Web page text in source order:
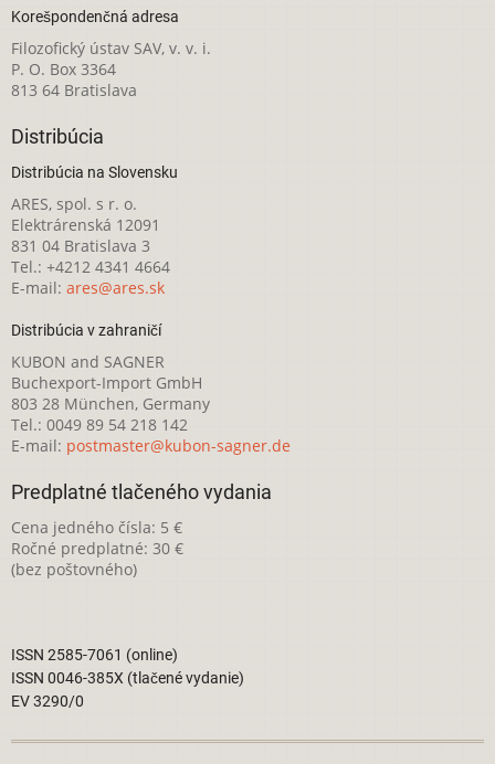
Korešpondenčná adresa
Filozofický ústav SAV, v. v. i.
P. O. Box 3364
813 64 Bratislava
Distribúcia
Distribúcia na Slovensku
ARES, spol. s r. o.
Elektrárenská 12091
831 04 Bratislava 3
Tel.: +4212 4341 4664
E-mail: ares@ares.sk
Distribúcia v zahraničí
KUBON and SAGNER
Buchexport-Import GmbH
803 28 München, Germany
Tel.: 0049 89 54 218 142
E-mail: postmaster@kubon-sagner.de
Predplatné tlačeného vydania
Cena jedného čísla: 5 €
Ročné predplatné: 30 €
(bez poštovného)
ISSN 2585-7061 (online)
ISSN 0046-385X (tlačené vydanie)
EV 3290/0